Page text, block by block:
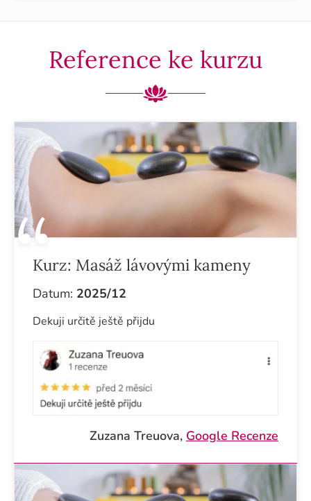
Reference ke kurzu
Kurz: Masáž lávovými kameny
Datum: 2025/12
Dekuji určitě ještě přijdu
Zuzana Treuova, Google Recenze